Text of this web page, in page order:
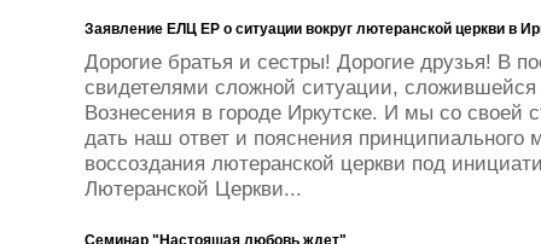
Заявление ЕЛЦ ЕР о ситуации вокруг лютеранской церкви в
Дорогие братья и сестры! Дорогие друзья! В
свидетелями сложной ситуации, сложившейся
Вознесения в городе Иркутске. И мы со своей
дать наш ответ и пояснения принципиального
воссоздания лютеранской церкви под
Лютеранской Церкви...
Семинар "Настоящая любовь ждет"